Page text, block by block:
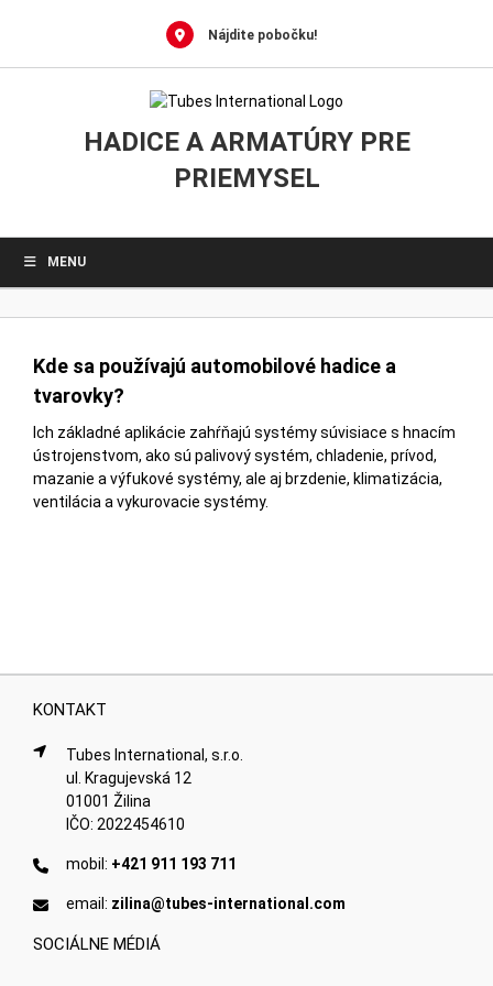
Nájdite pobočku!
HADICE A ARMATÚRY PRE
PRIEMYSEL
MENU
Kde sa používajú automobilové hadice a
tvarovky?
Ich základné aplikácie zahŕňajú systémy súvisiace s hnacím
ústrojenstvom, ako sú palivový systém, chladenie, prívod,
mazanie a výfukové systémy, ale aj brzdenie, klimatizácia,
ventilácia a vykurovacie systémy.
KONTAKT
Tubes International, s.r.o.
ul. Kragujevská 12
01001 Žilina
IČO: 2022454610
mobil: +421 911 193 711
email: zilina@tubes-international.com
SOCIÁLNE MÉDIÁ